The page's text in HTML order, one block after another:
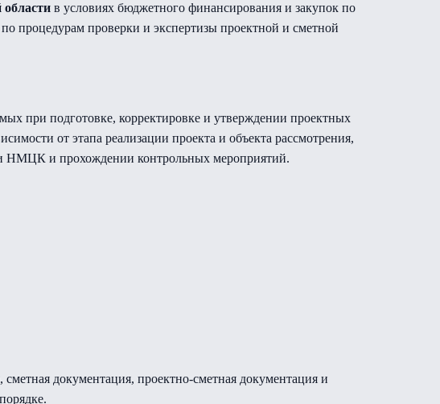
в условиях бюджетного финансирования и закупок по
процедурам проверки и экспертизы проектной и сметной
при подготовке, корректировке и утверждении проектных
от этапа реализации проекта и объекта рассмотрения,
НМЦК и прохождении контрольных мероприятий.
документация, проектно-сметная документация и